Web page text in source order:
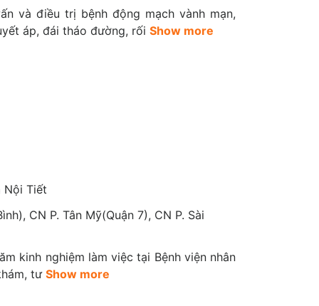
khảo sát các cấu trúc về mạch máu, sọ
máu, như phình động mạch chủ bụng,
triệu chứng lâm sàng hoặc tiền sử bệnh...
CARDIO
và hiệu quả
có cảnh báo khi các chỉ số vượt ra khỏi
mạch
bác sĩ có thể liên tục theo dõi huyết áp của
NGUY CƠ ĐỘT QUỴ ĐẦY ĐỦ VÀ KHOA
và điều trị bệnh động mạch vành mạn,
áp, đái tháo đường, rốiShow more
Nội Tiết
CN P. Tân Mỹ(Quận 7), CN P. Sài
kinh nghiệm làm việc tại Bệnh viện nhân
tưShow more